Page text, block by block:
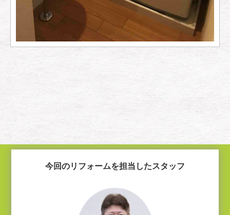
今回のリフォームを担当したスタッフ